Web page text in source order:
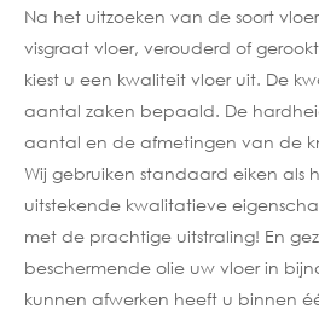
Na het uitzoeken van de soort
visgraat vloer, verouderd of
kiest u een kwaliteit vloer uit. De
aantal zaken bepaald. De
aantal en de afmetingen van de
Wij gebruiken standaard eiken als
uitstekende kwalitatieve
met de prachtige uitstraling! En
beschermende olie uw vloer in
kunnen afwerken heeft u binnen